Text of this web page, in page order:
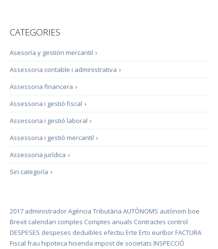
CATEGORIES
›
Asesoría y gestión mercantil
›
Assessoria contable i administrativa
›
Assessoria financera
›
Assessoria i gestió fiscal
›
Assessoria i gestió laboral
›
Assessoria i gestió mercantil
›
Assessoria jurídica
›
Sin categoría
2017 administradorAgència Tributària AUTÒNOMS autònom boe
Brexit calendari comptes Comptes anuals Contractes control
DESPESES despeses deduïbles efectiu Erte Erto euríbor FACTURA
Fiscal frau hipoteca hisenda impost de societats INSPECCIÓ